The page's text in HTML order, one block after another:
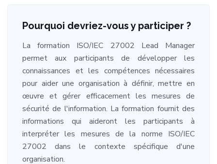
Pourquoi devriez-vous y participer ?
La formation ISO/IEC 27002 Lead Manager
permet aux participants de développer les
connaissances et les compétences nécessaires
pour aider une organisation à définir, mettre en
œuvre et gérer efficacement les mesures de
sécurité de l'information. La formation fournit des
informations qui aideront les participants à
interpréter les mesures de la norme ISO/IEC
27002 dans le contexte spécifique d'une
organisation.